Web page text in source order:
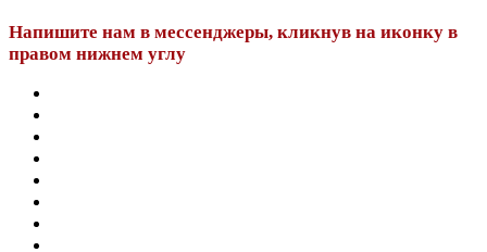
Напишите нам в мессенджеры, кликнув на иконку в
правом нижнем углу